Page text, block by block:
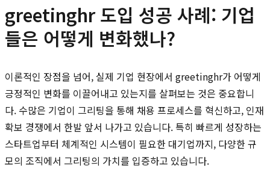
greetinghr 도입 성공 사례: 기업
들은 어떻게 변화했나?
이론적인 장점을 넘어, 실제 기업 현장에서 greetinghr가 어떻게
긍정적인 변화를 이끌어내고 있는지를 살펴보는 것은 중요합니
다. 수많은 기업이 그리팅을 통해 채용 프로세스를 혁신하고, 인재
확보 경쟁에서 한발 앞서 나가고 있습니다. 특히 빠르게 성장하는
스타트업부터 체계적인 시스템이 필요한 대기업까지, 다양한 규
모의 조직에서 그리팅의 가치를 입증하고 있습니다.